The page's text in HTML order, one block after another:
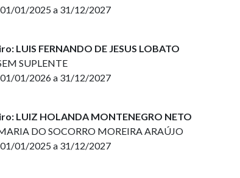
01/2025 a 31/12/2027
LUIS FERNANDO DE JESUS LOBATO
SUPLENTE
01/2026 a 31/12/2027
LUIZ HOLANDA MONTENEGRO NETO
DO SOCORRO MOREIRA ARAÚJO
01/2025 a 31/12/2027